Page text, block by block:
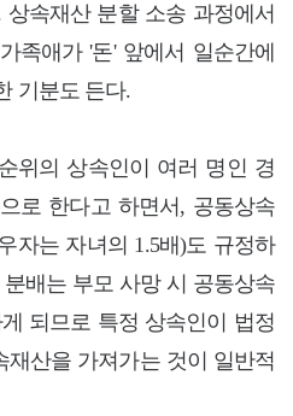
속재산 분할 소송 과정에서
족애가 '돈' 앞에서 일순간에
기분도 든다.
위의 상속인이 여러 명인 경
로 한다고 하면서, 공동상속
자는 자녀의 1.5배)도 규정하
배는 부모 사망 시 공동상속
되므로 특정 상속인이 법정
재산을 가져가는 것이 일반적